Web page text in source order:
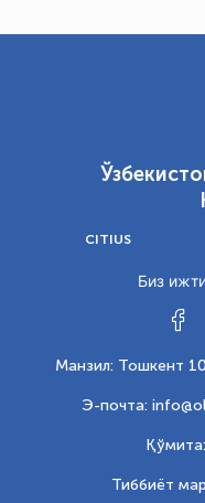
CITIUS
Биз
Манзил: Тошкент
Э-почта:
Тиббиёт